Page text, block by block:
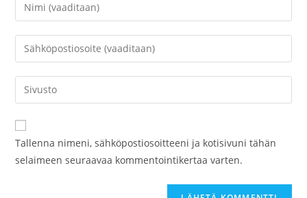
Tallenna nimeni, sähköpostiosoitteeni ja kotisivuni tähän
selaimeen seuraavaa kommentointikertaa varten.